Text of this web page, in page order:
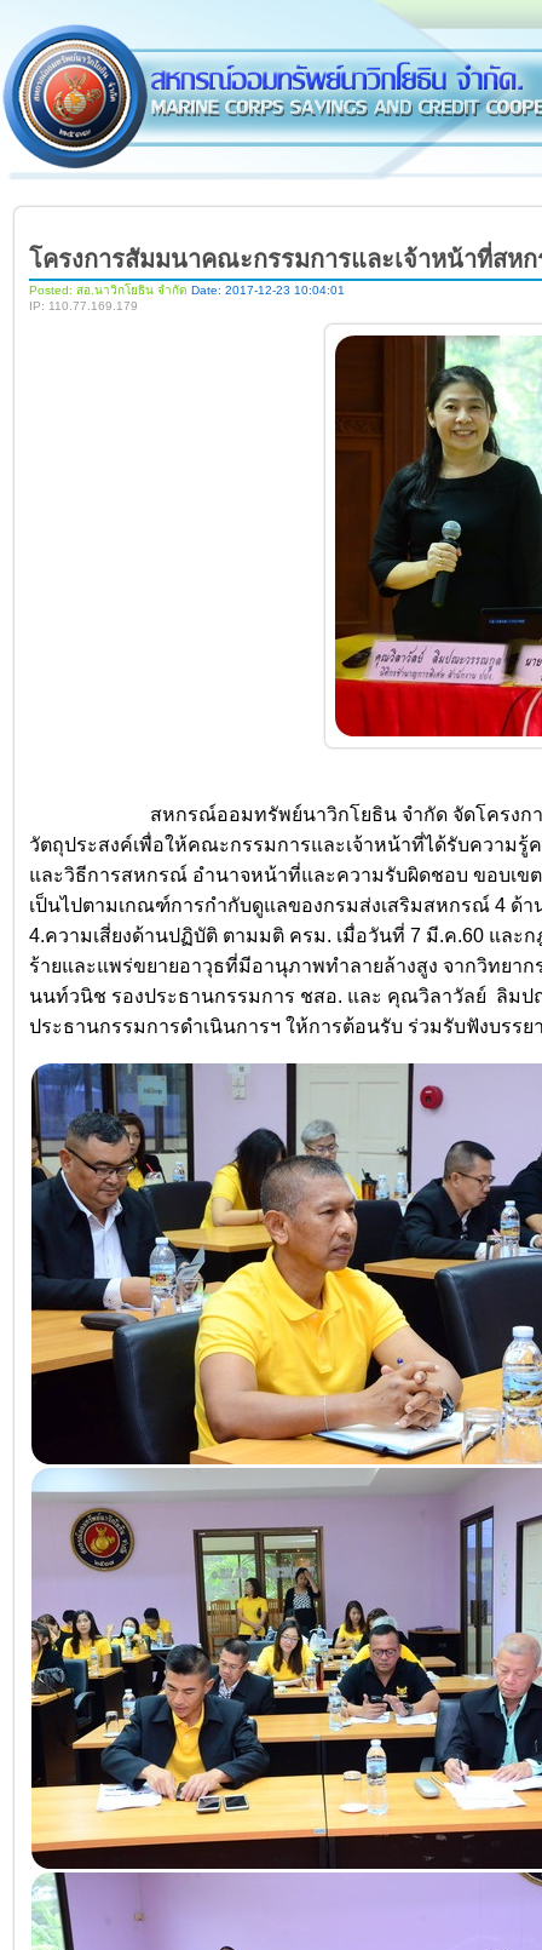
โครงการสัมมนาคณะกรรมการและเจ้าหน้าที่สห
Posted: สอ.นาวิกโยธิน จำกัด Date: 2017-12-23 10:04:01
IP: 110.77.169.179
สหกรณ์ออมทรัพย์นาวิกโยธิน จำกัด จัดโครงการสัมม
วัตถุประสงค์เพื่อให้คณะกรรมการและเจ้าหน้าที่ได้รับควา
และวิธีการสหกรณ์ อำนาจหน้าที่และความรับผิดชอบ ขอบเข
เป็นไปตามเกณฑ์การกำกับดูแลของกรมส่งเสริมสหกรณ์ 4 ด้า
4.ความเสี่ยงด้านปฏิบัติ ตามมติ ครม. เมื่อวันที่ 7 มี.ค.60 แล
ร้ายและแพร่ขยายอาวุธที่มีอานุภาพทำลายล้างสูง จากวิทย
นนท์วนิช รองประธานกรรมการ ชสอ. และ คุณวิลาวัลย์ ลิม
ประธานกรรมการดำเนินการฯ ให้การต้อนรับ ร่วมรับฟังบรร